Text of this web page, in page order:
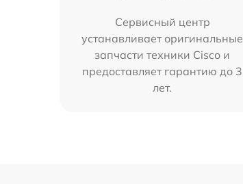
Сервисный центр
устанавливает оригинальные
запчасти техники Cisco и
предоставляет гарантию до 3
лет.